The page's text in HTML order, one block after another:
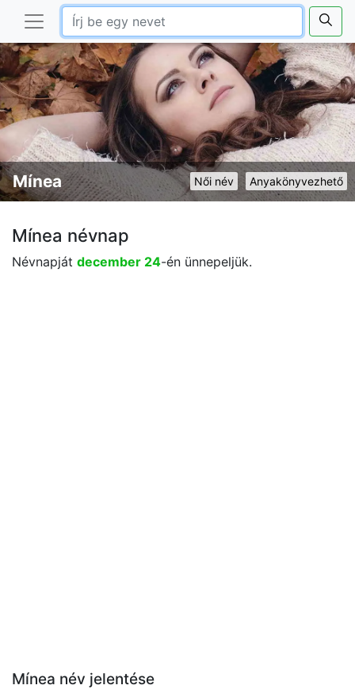
Anyakönyvezhető
Női név
Mínea
Mínea névnap
Névnapját december 24-én ünnepeljük.
Mínea név jelentése